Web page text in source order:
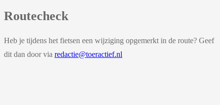
Routecheck
Heb je tijdens het fietsen een wijziging opgemerkt in de route? Geef
dit dan door via redactie@toeractief.nl